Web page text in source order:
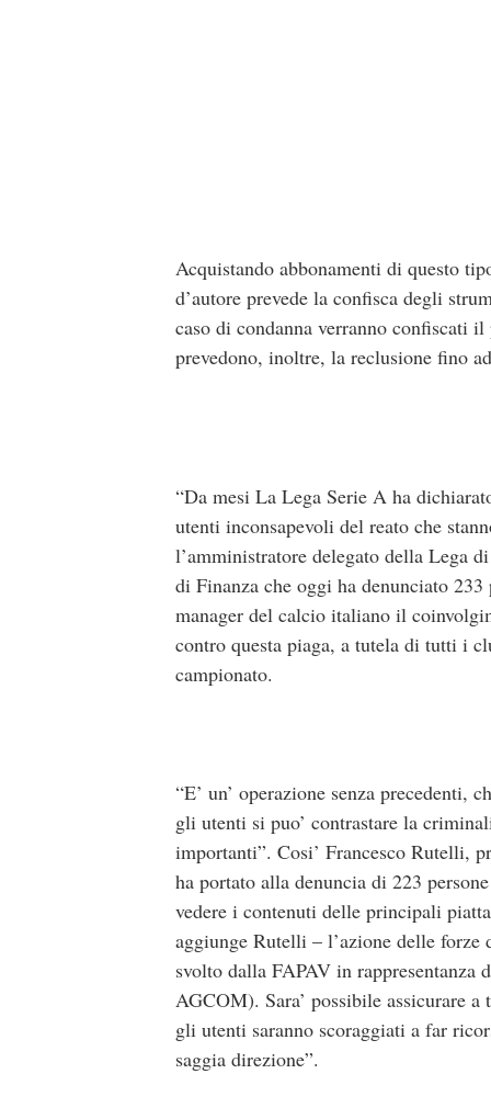
Acquistando abbonamenti di questo
d’autore prevede la confisca degli
caso di condanna verranno confiscati
prevedono, inoltre, la reclusione fino
“Da mesi La Lega Serie A ha
utenti inconsapevoli del reato che
l’amministratore delegato della Lega
di Finanza che oggi ha denunciato
manager del calcio italiano il
contro questa piaga, a tutela di tutti i
campionato.
“E’ un’ operazione senza
gli utenti si puo’ contrastare la
importanti”. Cosi’ Francesco Rutelli,
ha portato alla denuncia di 223
vedere i contenuti delle principali
aggiunge Rutelli – l’azione delle
svolto dalla FAPAV in rappresentanza
AGCOM). Sara’ possibile assicurare
gli utenti saranno scoraggiati a far
saggia direzione”.